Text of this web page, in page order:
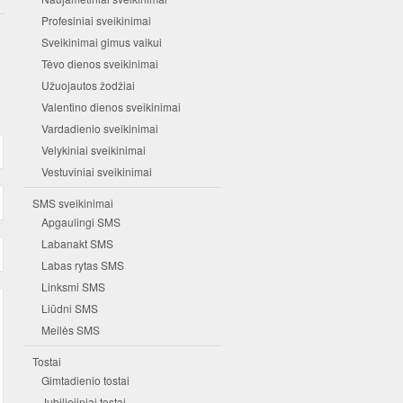
Profesiniai sveikinimai
Sveikinimai gimus vaikui
Tėvo dienos sveikinimai
Užuojautos žodžiai
Valentino dienos sveikinimai
Vardadienio sveikinimai
Velykiniai sveikinimai
Vestuviniai sveikinimai
SMS sveikinimai
Apgaulingi SMS
Labanakt SMS
Labas rytas SMS
Linksmi SMS
Liūdni SMS
Meilės SMS
Tostai
Gimtadienio tostai